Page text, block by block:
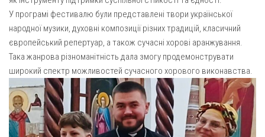
Пресвятої Трійці (м. Полтава)
Всіх Святих українського народу (м. Полтава)
Свято-Юріївська парафія (м. Полтава)
Архистратига Михаїла (с. Пригарівка)
Благовіщення Пресвятої Богородиці (с. Шевченки)
Введення у храм Пресвятої Богородиці (с. Дашківка)
Вознесіння ГНІХ (с. Витівка)
У програмі фестивалю були представлені твори української
народної музики, духовні композиції різних традицій, класичний
європейський репертуар, а також сучасні хорові аранжування.
Така жанрова різноманітність дала змогу продемонструвати
широкий спектр можливостей сучасного хорового виконавства.